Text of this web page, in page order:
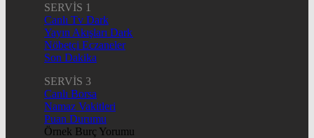
SERVİS 1
Canlı Tv Dark
Yayın Akışları Dark
Nöbetçi Eczaneler
Son Dakika
SERVİS 3
Canlı Borsa
Namaz Vakitleri
Puan Durumu
Örnek Burç Yorumu